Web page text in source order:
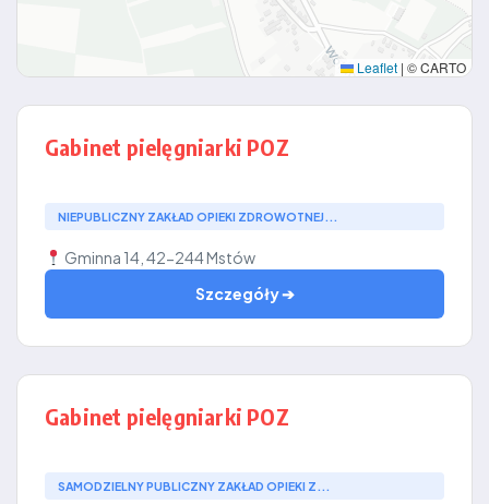
Leaflet | © CARTO
Gabinet pielęgniarki POZ
NIEPUBLICZNY ZAKŁAD OPIEKI ZDROWOTNEJ...
Gminna 14, 42-244 Mstów
Szczegóły ➔
Gabinet pielęgniarki POZ
SAMODZIELNY PUBLICZNY ZAKŁAD OPIEKI Z...